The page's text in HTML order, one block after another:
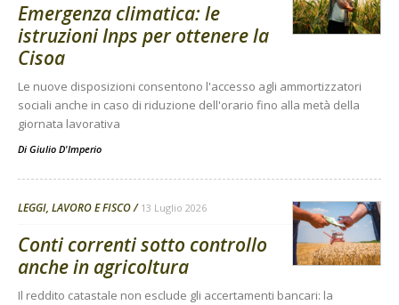
Emergenza climatica: le
istruzioni Inps per ottenere la
Cisoa
Le nuove disposizioni consentono l'accesso agli ammortizzatori
sociali anche in caso di riduzione dell'orario fino alla metà della
giornata lavorativa
Di Giulio D'Imperio
LEGGI, LAVORO E FISCO 13 Luglio 2026
Conti correnti sotto controllo
anche in agricoltura
Il reddito catastale non esclude gli accertamenti bancari: la